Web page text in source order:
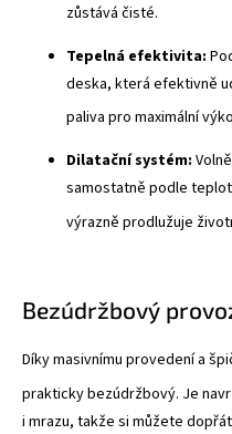
zůstává čisté.
Tepelná efektivita:
deska, která efektivně
paliva pro maximální
Dilatační systém:
samostatně podle
výrazně prodlužuje
Bezúdržbový
Díky masivnímu provedení a
prakticky bezúdržbový. Je
i mrazu, takže si můžete